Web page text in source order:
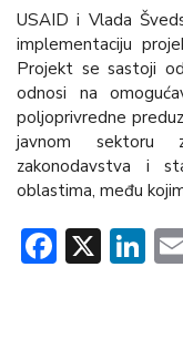
USAID i Vlada
implementaciju
Projekt se sastoji
odnosi na
poljoprivredne
javnom sektoru
zakonodavstva i
oblastima, među
X